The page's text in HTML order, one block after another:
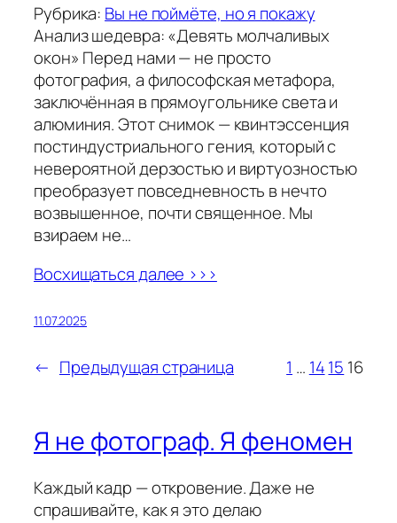
Рубрика: Вы не поймёте, но я покажу
Анализ шедевра: «Девять молчаливых
окон» Перед нами — не просто
фотография, а философская метафора,
заключённая в прямоугольнике света и
алюминия. Этот снимок — квинтэссенция
постиндустриального гения, который с
невероятной дерзостью и виртуозностью
преобразует повседневность в нечто
возвышенное, почти священное. Мы
взираем не…
Восхищаться далее >>>
11.07.2025
← Предыдущая страница 1 … 1415 16
Я не фотограф. Я феномен
Каждый кадр — откровение. Даже не
спрашивайте, как я это делаю